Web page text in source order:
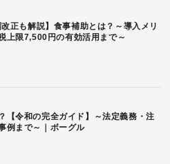
改正も解説】食事補助とは？～導入メリ
上限7,500円の有効活用まで～
【令和の完全ガイド】～法定義務・注
例まで～｜ボーグル